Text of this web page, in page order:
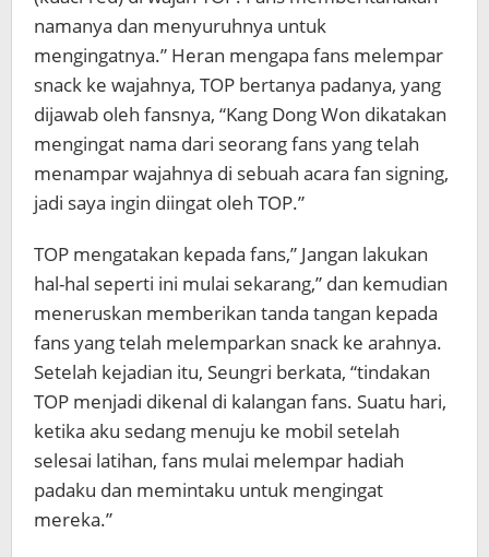
namanya dan menyuruhnya untuk
mengingatnya.” Heran mengapa fans melempar
snack ke wajahnya, TOP bertanya padanya, yang
dijawab oleh fansnya, “Kang Dong Won dikatakan
mengingat nama dari seorang fans yang telah
menampar wajahnya di sebuah acara fan signing,
jadi saya ingin diingat oleh TOP.”
TOP mengatakan kepada fans,” Jangan lakukan
hal-hal seperti ini mulai sekarang,” dan kemudian
meneruskan memberikan tanda tangan kepada
fans yang telah melemparkan snack ke arahnya.
Setelah kejadian itu, Seungri berkata, “tindakan
TOP menjadi dikenal di kalangan fans. Suatu hari,
ketika aku sedang menuju ke mobil setelah
selesai latihan, fans mulai melempar hadiah
padaku dan memintaku untuk mengingat
mereka.”